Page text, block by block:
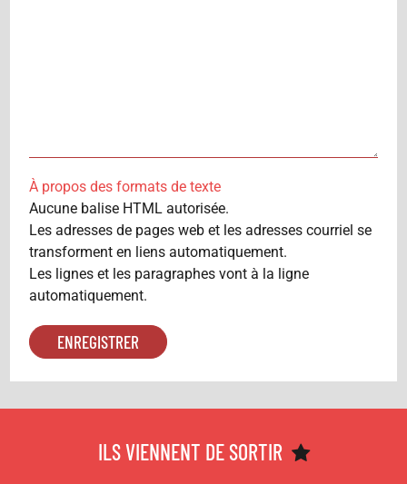
À propos des formats de texte
Aucune balise HTML autorisée.
Les adresses de pages web et les adresses courriel se
transforment en liens automatiquement.
Les lignes et les paragraphes vont à la ligne
automatiquement.
ILS VIENNENT DE SORTIR
D’ÉTÉ 2026 -
D’ÉTÉ 2026 -
D’ÉTÉ 2026 -